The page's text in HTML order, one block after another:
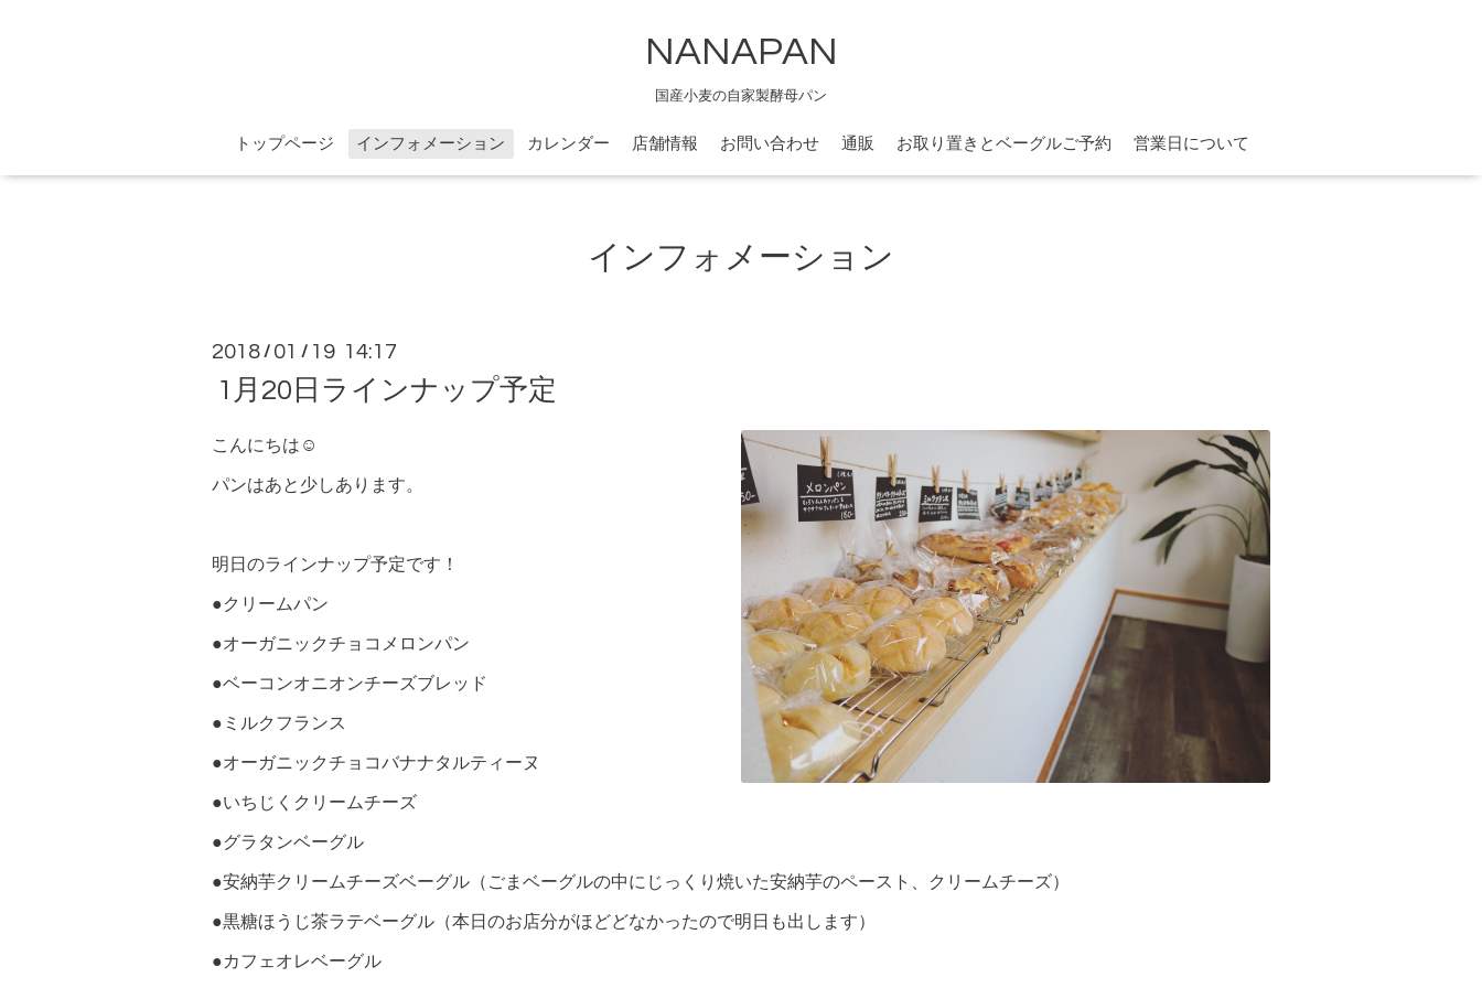
NANAPAN
国産小麦の自家製酵母パン
トップページ インフォメーション カレンダー 店舗情報 お問い合わせ 通販 お取り置きとベーグルご予約 営業日について
インフォメーション
2018 / 01 / 19 14:17
1月20日ラインナップ予定
こんにちは☺︎
パンはあと少しあります。
明日のラインナップ予定です！
●クリームパン
●オーガニックチョコメロンパン
●ベーコンオニオンチーズブレッド
●ミルクフランス
●オーガニックチョコバナナタルティーヌ
●いちじくクリームチーズ
●グラタンベーグル
●安納芋クリームチーズベーグル（ごまベーグルの中にじっくり焼いた安納芋のペースト、クリームチーズ）
●黒糖ほうじ茶ラテベーグル（本日のお店分がほどどなかったので明日も出します）
●カフェオレベーグル